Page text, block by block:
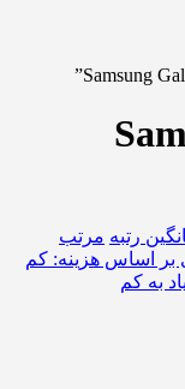
رتبه مرتب
اساس هزینه: کم
به کم